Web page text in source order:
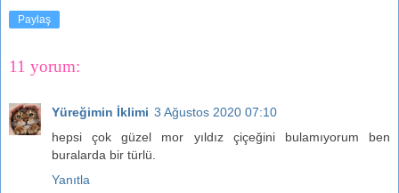
Paylaş
11 yorum:
Yüreğimin İklimi 3 Ağustos 2020 07:10
hepsi çok güzel mor yıldız çiçeğini bulamıyorum ben
buralarda bir türlü.
Yanıtla